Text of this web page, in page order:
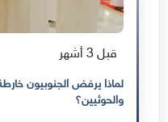
قبل 3 أشهر
لماذا يرفض الجنوبيون
والحوثيين؟